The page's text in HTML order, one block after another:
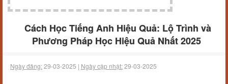
Cách Học Tiếng Anh Hiệu Quả: Lộ Trình và
Phương Pháp Học Hiệu Quả Nhất 2025
Ngày đăng:29-03-2025 | Ngày cập nhật:29-03-2025